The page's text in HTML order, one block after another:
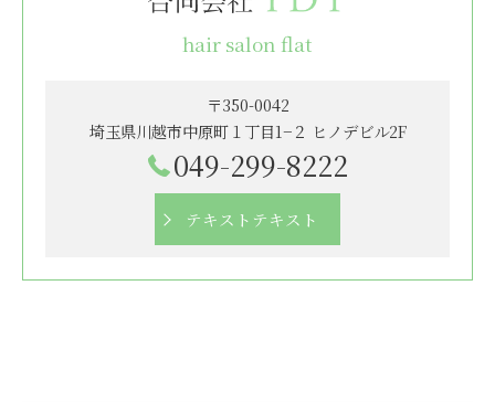
hair salon flat
〒350-0042
埼玉県川越市中原町１丁目1−２ ヒノデビル2F
049-299-8222
テキストテキスト